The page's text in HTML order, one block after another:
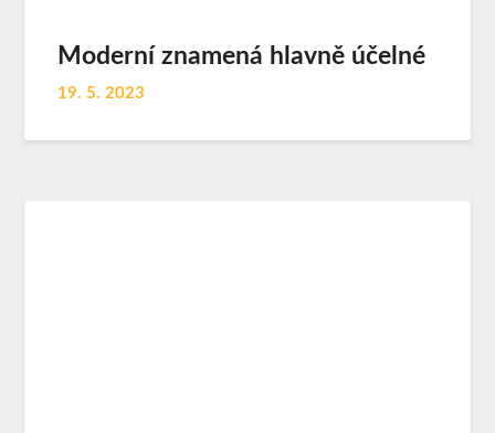
Moderní znamená hlavně účelné
19. 5. 2023